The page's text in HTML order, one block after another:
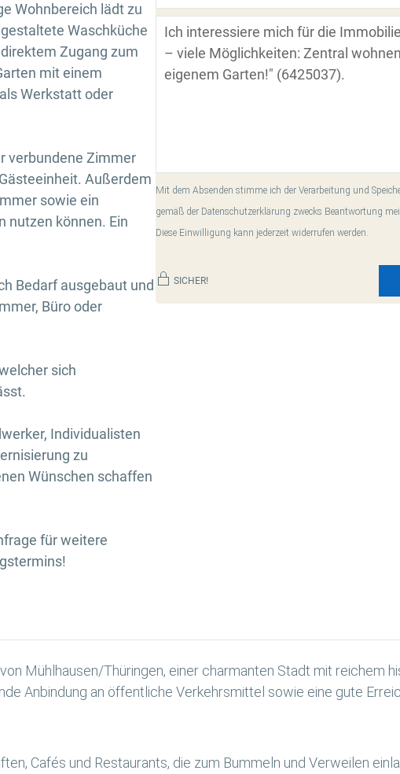
Wohnbereich lädt zu
Waschküche
Zugang zum
mit einem
Werkstatt oder
verbundene Zimmer
Außerdem
sowie ein
nutzen können. Ein
Bedarf ausgebaut und
Büro oder
sich
Individualisten
zu
Wünschen schaffen
für weitere
Mit dem Absenden stimme ich der Verarbeitung und
gemäß der Datenschutzerklärung zwecks Beantwortung
Diese Einwilligung kann jederzeit widerrufen werden.
SICHER!
Mühlhausen/Thüringen, einer charmanten Stadt mit reichem
Anbindung an öffentliche Verkehrsmittel sowie eine gute
Cafés und Restaurants, die zum Bummeln und Verweilen